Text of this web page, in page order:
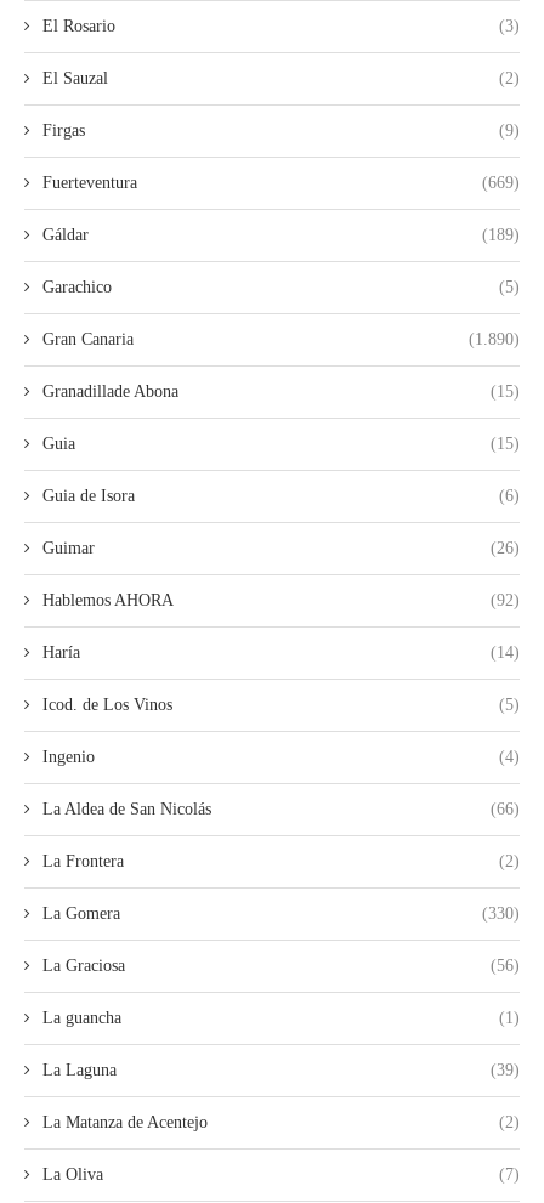
El Rosario (3)
El Sauzal (2)
Firgas (9)
Fuerteventura (669)
Gáldar (189)
Garachico (5)
Gran Canaria (1.890)
Granadillade Abona (15)
Guia (15)
Guia de Isora (6)
Guimar (26)
Hablemos AHORA (92)
Haría (14)
Icod. de Los Vinos (5)
Ingenio (4)
La Aldea de San Nicolás (66)
La Frontera (2)
La Gomera (330)
La Graciosa (56)
La guancha (1)
La Laguna (39)
La Matanza de Acentejo (2)
La Oliva (7)